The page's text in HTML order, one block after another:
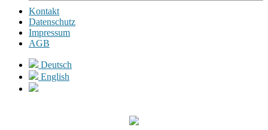
Kontakt
Datenschutz
Impressum
AGB
Deutsch
English